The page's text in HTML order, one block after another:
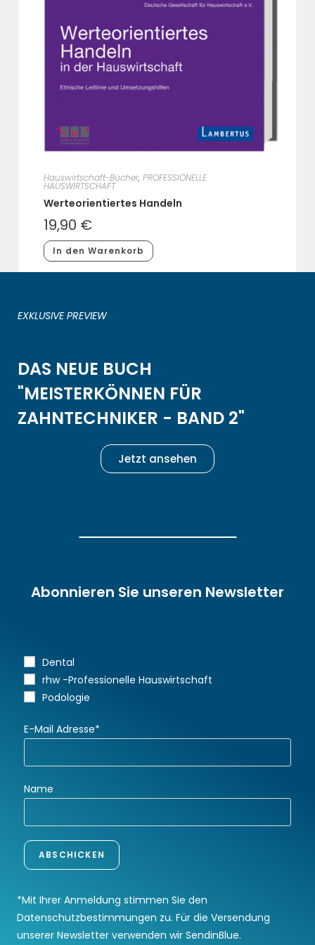
Hauswirtschaft-Bücher,PROFESSIONELLE
HAUSWIRTSCHAFT
Werteorientiertes Handeln
19,90 €
In den Warenkorb
EXKLUSIVE PREVIEW
DAS NEUE BUCH
"MEISTERKÖNNEN FÜR
ZAHNTECHNIKER - BAND 2"
Jetzt ansehen
Abonnieren Sie unseren Newsletter
Dental
rhw -Professionelle Hauswirtschaft
Podologie
E-Mail Adresse*
Name
*Mit Ihrer Anmeldung stimmen Sie den
Datenschutzbestimmungen zu. Für die Versendung
unserer Newsletter verwenden wir SendinBlue.